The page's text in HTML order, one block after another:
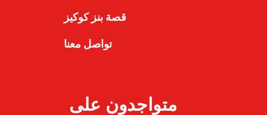
قصة بنز كوكيز
تواصل معنا
متواجدون على